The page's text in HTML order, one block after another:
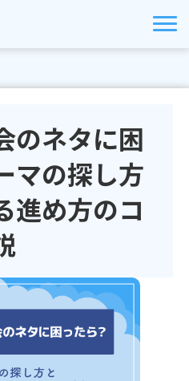
のネタに困
マの探し方
進め方のコ